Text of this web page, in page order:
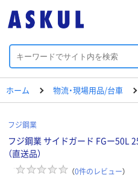
ホーム 物流・現場用品/台車
フジ鋼業
フジ鋼業 サイドガード FGー50L
（直送品）
（0件のレビュー）